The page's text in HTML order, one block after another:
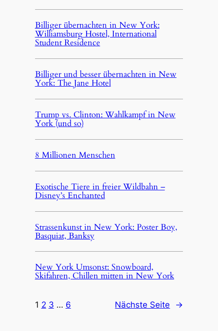
Billiger übernachten in New York:
Williamsburg Hostel, International
Student Residence
Billiger und besser übernachten in New
York: The Jane Hotel
Trump vs. Clinton: Wahlkampf in New
York (und so)
8 Millionen Menschen
Exotische Tiere in freier Wildbahn –
Disney’s Enchanted
Strassenkunst in New York: Poster Boy,
Basquiat, Banksy
New York Umsonst: Snowboard,
Skifahren, Chillen mitten in New York
1 2 3 … 6 Nächste Seite →